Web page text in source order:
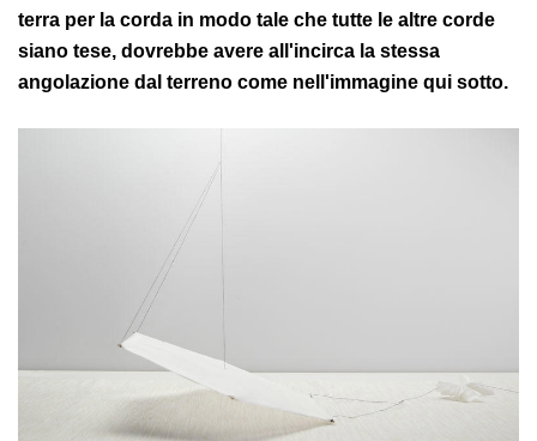
terra per la corda in modo tale che tutte le altre corde
siano tese, dovrebbe avere all'incirca la stessa
angolazione dal terreno come nell'immagine qui sotto.